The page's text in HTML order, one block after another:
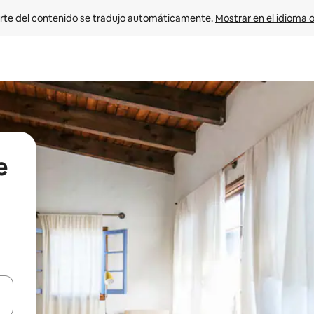
del contenido se tradujo automáticamente. Mostrar en el idioma
usando las teclas de las flechas hacia arriba y hacia abajo, o